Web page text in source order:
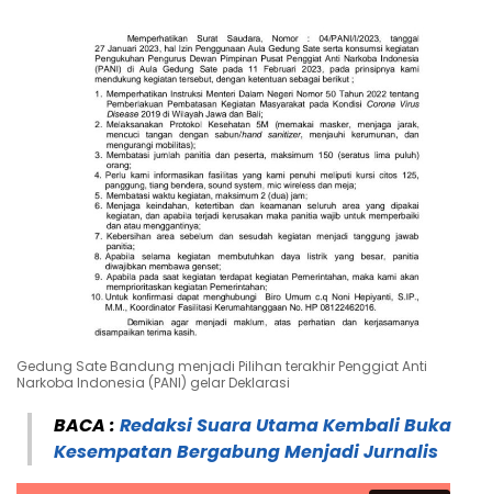
Gedung Sate Bandung menjadi Pilihan terakhir Penggiat Anti
Narkoba Indonesia (PANI) gelar Deklarasi
BACA : Redaksi Suara Utama Kembali Buka
Kesempatan Bergabung Menjadi Jurnalis